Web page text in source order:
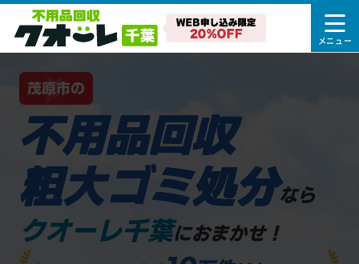
茂原市の
不用品回収
粗大ゴミ処分なら
クオーレ千葉におまかせ！